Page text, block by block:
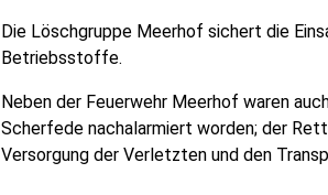
Die Löschgruppe Meerhof sichert die
Betriebsstoffe.
Neben der Feuerwehr Meerhof waren
Scherfede nachalarmiert worden; der
Versorgung der Verletzten und den